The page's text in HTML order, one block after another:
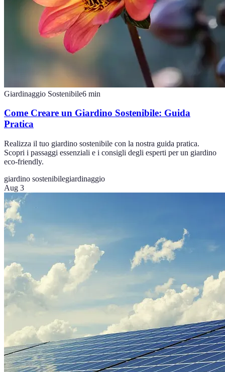
Giardinaggio Sostenibile6 min
Come Creare un Giardino Sostenibile: Guida
Pratica
Realizza il tuo giardino sostenibile con la nostra guida pratica.
Scopri i passaggi essenziali e i consigli degli esperti per un giardino
eco-friendly.
giardino sostenibilegiardinaggio
Aug 3